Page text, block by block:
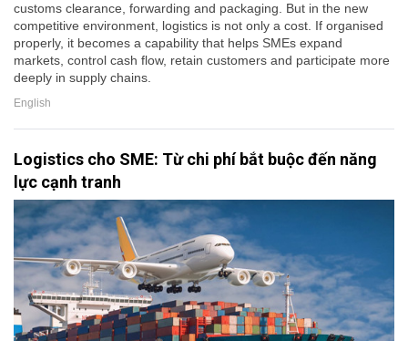
customs clearance, forwarding and packaging. But in the new
competitive environment, logistics is not only a cost. If organised
properly, it becomes a capability that helps SMEs expand
markets, control cash flow, retain customers and participate more
deeply in supply chains.
English
Logistics cho SME: Từ chi phí bắt buộc đến năng
lực cạnh tranh